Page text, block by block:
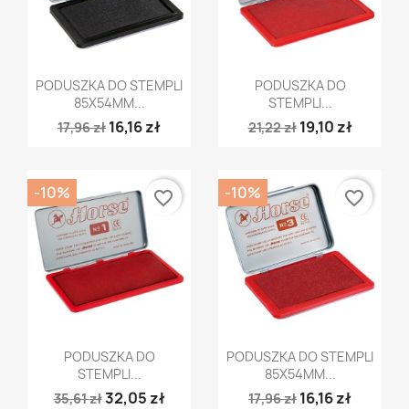
 Szybki podgląd
PODUSZKA DO STEMPLI
85X54MM...
17,96 zł 16,16 zł
Szybki podgląd
PODUSZKA DO
STEMPLI...
21,22 zł 19,10 zł
Szybki podgląd
PODUSZKA DO
STEMPLI...
35,61 zł32,05 zł
-10% favorite_border
 Szybki podgląd
PODUSZKA DO STEMPLI
85X54MM...
17,96 zł 16,16 zł
-10% favorite_border